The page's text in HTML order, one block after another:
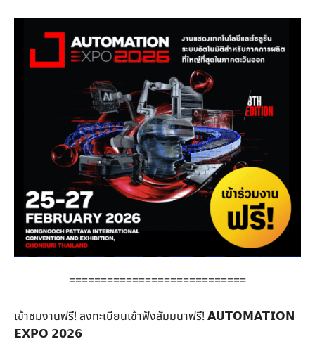
============================
เข้าชมงานฟรี! ลงทะเบียนเข้าฟังสัมมนาฟรี! 𝗔𝗨𝗧𝗢𝗠𝗔𝗧𝗜𝗢𝗡
𝗘𝗫𝗣𝗢 𝟮𝟬𝟮𝟲